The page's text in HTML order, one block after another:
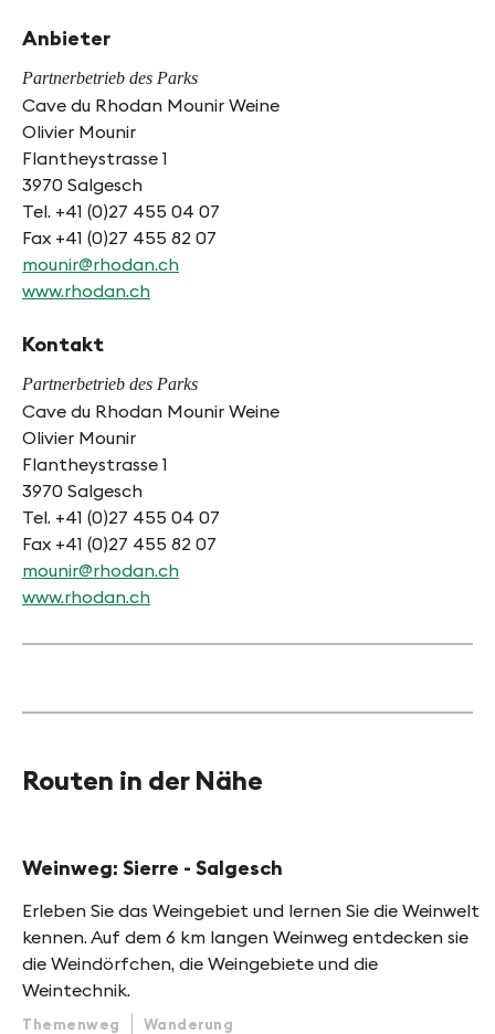
Anbieter
Partnerbetrieb des Parks
Cave du Rhodan Mounir Weine
Olivier Mounir
Flantheystrasse 1
3970 Salgesch
Tel. +41 (0)27 455 04 07
Fax +41 (0)27 455 82 07
mounir@rhodan.ch
www.rhodan.ch
Kontakt
Partnerbetrieb des Parks
Cave du Rhodan Mounir Weine
Olivier Mounir
Flantheystrasse 1
3970 Salgesch
Tel. +41 (0)27 455 04 07
Fax +41 (0)27 455 82 07
mounir@rhodan.ch
www.rhodan.ch
Routen in der Nähe
Weinweg: Sierre - Salgesch
Erleben Sie das Weingebiet und lernen Sie die Weinwelt
kennen. Auf dem 6 km langen Weinweg entdecken sie
die Weindörfchen, die Weingebiete und die
Weintechnik.
Themenweg Wanderung